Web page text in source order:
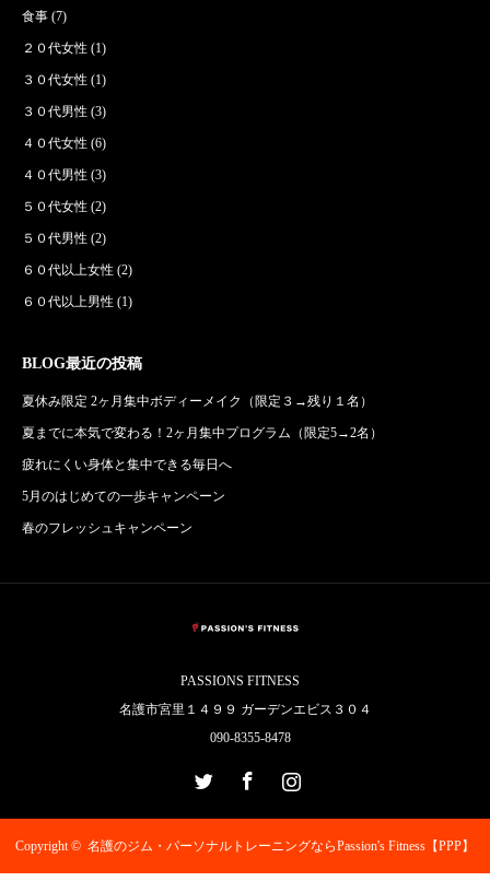
食事 (7)
２０代女性 (1)
３０代女性 (1)
３０代男性 (3)
４０代女性 (6)
４０代男性 (3)
５０代女性 (2)
５０代男性 (2)
６０代以上女性 (2)
６０代以上男性 (1)
BLOG最近の投稿
夏休み限定 2ヶ月集中ボディーメイク（限定３→残り１名）
夏までに本気で変わる！2ヶ月集中プログラム（限定5→2名）
疲れにくい身体と集中できる毎日へ
5月のはじめての一歩キャンペーン
春のフレッシュキャンペーン
PASSIONS FITNESS
名護市宮里１４９９ ガーデンエビス３０４
090-8355-8478
Copyright © 名護のジム・パーソナルトレーニングならPassion's Fitness【PPP】